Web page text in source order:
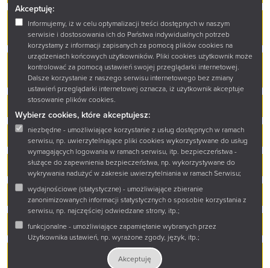
Akceptuję:
Informujemy, iż w celu optymalizacji treści dostępnych w naszym
serwisie i dostosowania ich do Państwa indywidualnych potrzeb
korzystamy z informacji zapisanych za pomocą plików cookies na
urządzeniach końcowych użytkowników. Pliki cookies użytkownik może
kontrolować za pomocą ustawień swojej przeglądarki internetowej.
Dalsze korzystanie z naszego serwisu internetowego bez zmiany
ustawień przeglądarki internetowej oznacza, iż użytkownik akceptuje
stosowanie plików cookies.
Wybierz cookies, które akceptujesz:
niezbędne - umożliwiające korzystanie z usług dostępnych w ramach
serwisu, np. uwierzytelniające pliki cookies wykorzystywane do usług
wymagających logowania w ramach serwisu, itp. bezpieczeństwa -
służące do zapewnienia bezpieczeństwa, np. wykorzystywane do
wykrywania nadużyć w zakresie uwierzytelniania w ramach Serwisu;
wydajnościowe (statystyczne) - umożliwiające zbieranie
zanonimizowanych informacji statystycznych o sposobie korzystania z
serwisu, np. najczęściej odwiedzane strony, itp.;
funkcjonalne - umożliwiające zapamiętanie wybranych przez
Użytkownika ustawień, np. wyrażone zgody, język, itp.;
Akceptuję
Książnica nowej generacji – wyposażenie sali
szkoleń
Książnica Podlaska z dofinansowaniem w ramach
programu „Kultura w sieci”
Kultura bez barier
Kultura bez barier – Biblioteka bliżej Ciebie
„Mickiewicz-FUSION”
„Narodowy Program Rozwoju Czytelnictwa 2.0”
„Narodowy Program Rozwoju Czytelnictwa 2.0”
Narodowy Programu Rozwoju Czytelnictwa 2.0